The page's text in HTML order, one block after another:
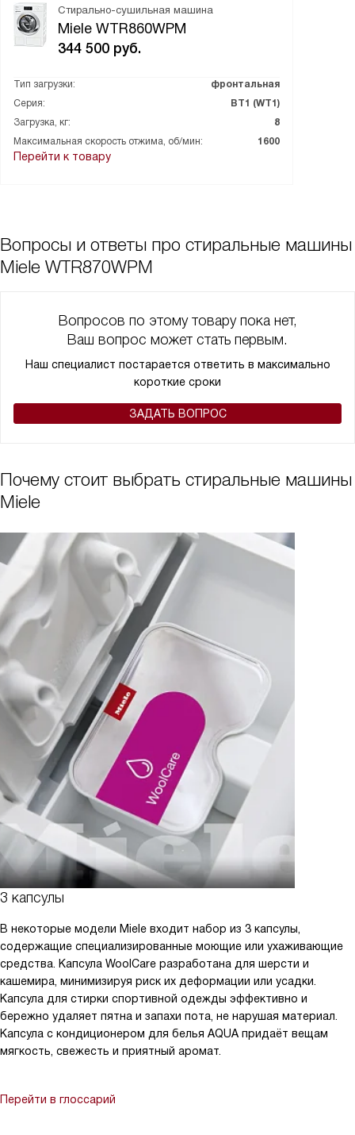
Стирально-сушильная машина
Miele WTR860WPM
344 500 руб.
Тип загрузки:
фронтальная
Серия:
ВТ1 (WT1)
Загрузка, кг:
8
Максимальная скорость отжима, об/мин:
1600
Перейти к товару
Вопросы и ответы про стиральные машины
Miele WTR870WPM
Вопросов по этому товару пока нет,
Ваш вопрос может стать первым.
Наш специалист постарается ответить в максимально
короткие сроки
ЗАДАТЬ ВОПРОС
Почему стоит выбрать стиральные машины
Miele
3 капсулы
В некоторые модели Miele входит набор из 3 капсулы,
содержащие специализированные моющие или ухаживающие
средства. Капсула WoolCare разработана для шерсти и
кашемира, минимизируя риск их деформации или усадки.
Капсула для стирки спортивной одежды эффективно и
бережно удаляет пятна и запахи пота, не нарушая материал.
Капсула с кондиционером для белья AQUA придаёт вещам
мягкость, свежесть и приятный аромат.
Перейти в глоссарий